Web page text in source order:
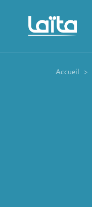
Accueil >